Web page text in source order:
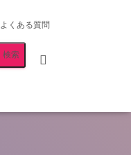
よくある質問